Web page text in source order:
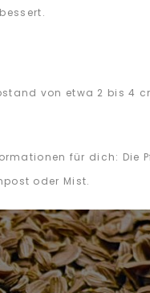
von etwa 2 bis 4
für dich: Die
oder Mist.